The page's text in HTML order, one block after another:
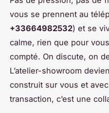
vous se prennent au
+33664982532) et se
calme, rien que pour
compté. On discute, on
L’atelier-showroom
construit sur vous et
transaction, c’est une